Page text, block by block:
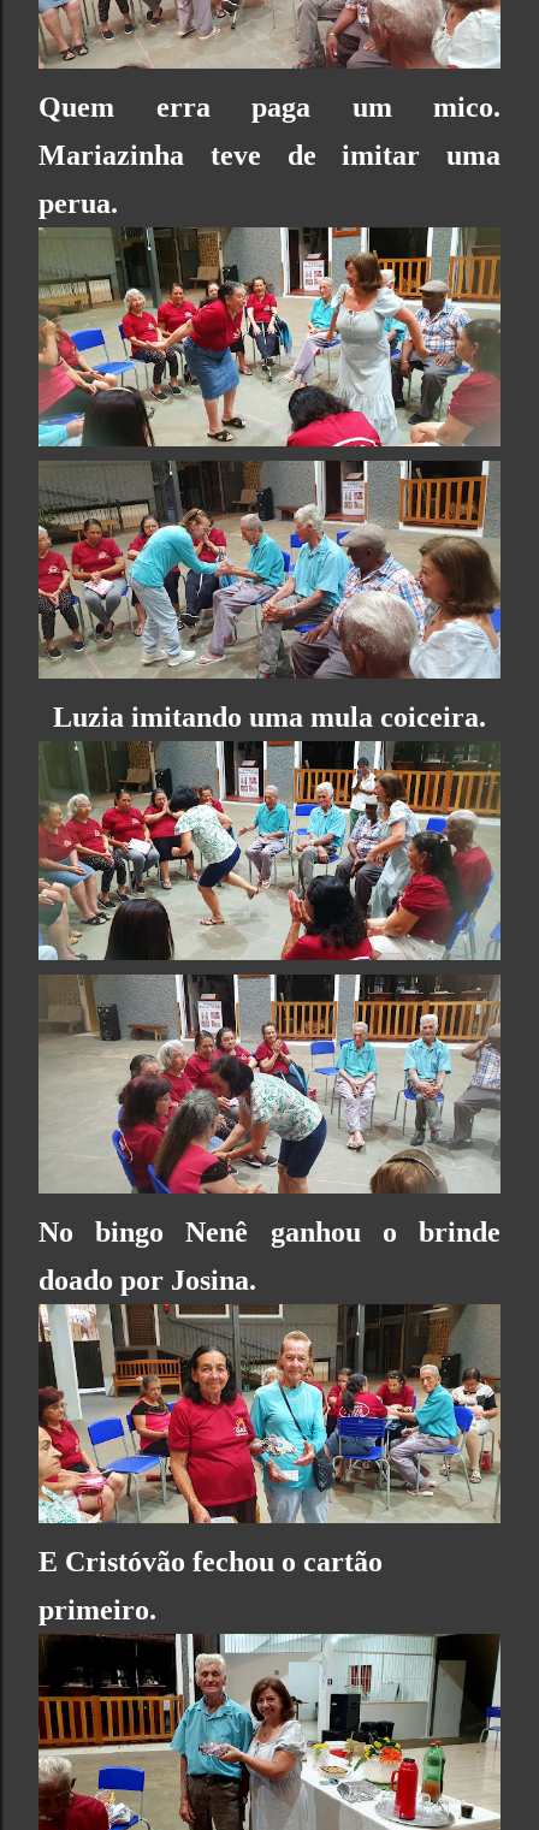
Quem erra paga um mico.
Mariazinha teve de imitar uma
perua.
Luzia imitando uma mula coiceira.
No bingo Nenê ganhou o brinde
doado por Josina.
E Cristóvão fechou o cartão
primeiro.